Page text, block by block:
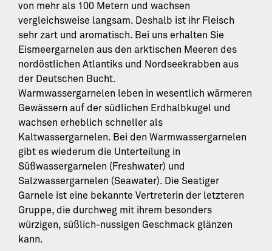
von mehr als 100 Metern und wachsen
vergleichsweise langsam. Deshalb ist ihr Fleisch
sehr zart und aromatisch. Bei uns erhalten Sie
Eismeergarnelen aus den arktischen Meeren des
nordöstlichen Atlantiks und Nordseekrabben aus
der Deutschen Bucht.
Warmwassergarnelen leben in wesentlich wärmeren
Gewässern auf der südlichen Erdhalbkugel und
wachsen erheblich schneller als
Kaltwassergarnelen. Bei den Warmwassergarnelen
gibt es wiederum die Unterteilung in
Süßwassergarnelen (Freshwater) und
Salzwassergarnelen (Seawater). Die Seatiger
Garnele ist eine bekannte Vertreterin der letzteren
Gruppe, die durchweg mit ihrem besonders
würzigen, süßlich-nussigen Geschmack glänzen
kann.